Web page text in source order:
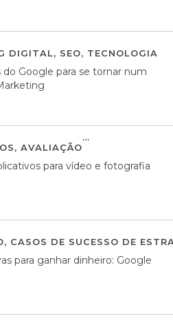
DIGITAL, SEO, TECNOLOGIA
do Google para se tornar num
, AVALIAÇÃO
para vídeo e fotografia
, CASOS DE SUCESSO DE
para ganhar dinheiro: Google